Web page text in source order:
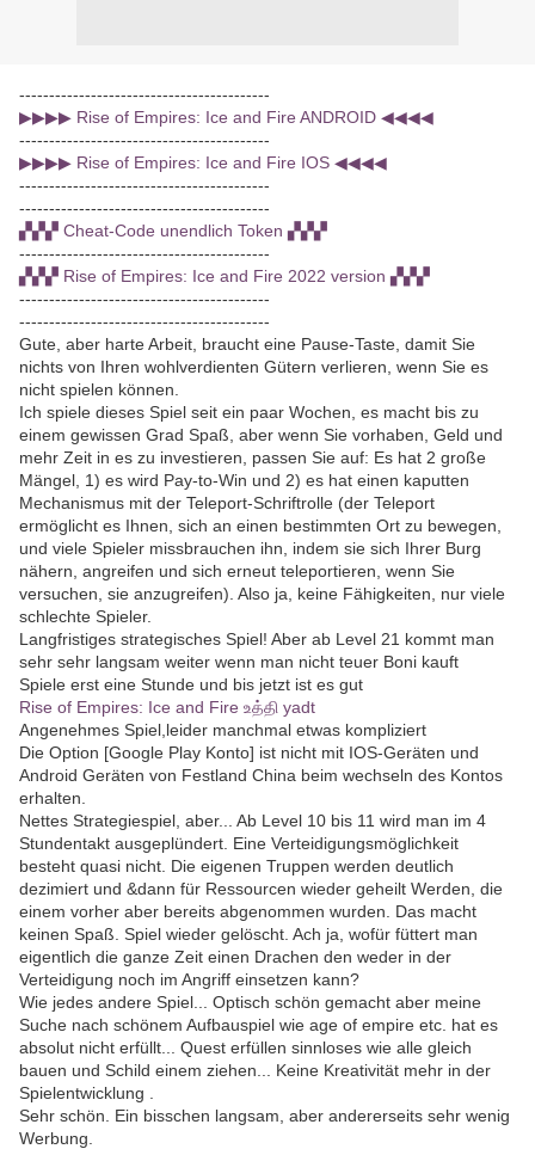
------------------------------------------
▶▶▶▶ Rise of Empires: Ice and Fire ANDROID ◀◀◀◀
------------------------------------------
▶▶▶▶ Rise of Empires: Ice and Fire IOS ◀◀◀◀
------------------------------------------
------------------------------------------
▞▞▞ Cheat-Code unendlich Token ▞▞▞
------------------------------------------
▞▞▞ Rise of Empires: Ice and Fire 2022 version ▞▞▞
------------------------------------------
------------------------------------------
Gute, aber harte Arbeit, braucht eine Pause-Taste, damit Sie
nichts von Ihren wohlverdienten Gütern verlieren, wenn Sie es
nicht spielen können.
Ich spiele dieses Spiel seit ein paar Wochen, es macht bis zu
einem gewissen Grad Spaß, aber wenn Sie vorhaben, Geld und
mehr Zeit in es zu investieren, passen Sie auf: Es hat 2 große
Mängel, 1) es wird Pay-to-Win und 2) es hat einen kaputten
Mechanismus mit der Teleport-Schriftrolle (der Teleport
ermöglicht es Ihnen, sich an einen bestimmten Ort zu bewegen,
und viele Spieler missbrauchen ihn, indem sie sich Ihrer Burg
nähern, angreifen und sich erneut teleportieren, wenn Sie
versuchen, sie anzugreifen). Also ja, keine Fähigkeiten, nur viele
schlechte Spieler.
Langfristiges strategisches Spiel! Aber ab Level 21 kommt man
sehr sehr langsam weiter wenn man nicht teuer Boni kauft
Spiele erst eine Stunde und bis jetzt ist es gut
Rise of Empires: Ice and Fire உத்தி yadt
Angenehmes Spiel,leider manchmal etwas kompliziert
Die Option [Google Play Konto] ist nicht mit IOS-Geräten und
Android Geräten von Festland China beim wechseln des Kontos
erhalten.
Nettes Strategiespiel, aber... Ab Level 10 bis 11 wird man im 4
Stundentakt ausgeplündert. Eine Verteidigungsmöglichkeit
besteht quasi nicht. Die eigenen Truppen werden deutlich
dezimiert und &dann für Ressourcen wieder geheilt Werden, die
einem vorher aber bereits abgenommen wurden. Das macht
keinen Spaß. Spiel wieder gelöscht. Ach ja, wofür füttert man
eigentlich die ganze Zeit einen Drachen den weder in der
Verteidigung noch im Angriff einsetzen kann?
Wie jedes andere Spiel... Optisch schön gemacht aber meine
Suche nach schönem Aufbauspiel wie age of empire etc. hat es
absolut nicht erfüllt... Quest erfüllen sinnloses wie alle gleich
bauen und Schild einem ziehen... Keine Kreativität mehr in der
Spielentwicklung .
Sehr schön. Ein bisschen langsam, aber andererseits sehr wenig
Werbung.